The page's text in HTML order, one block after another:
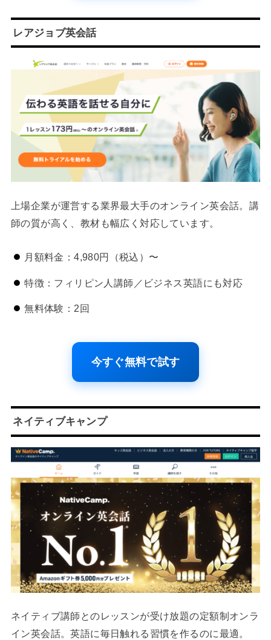
レアジョブ英会話
上場企業が運営する業界最大手のオンライン英会話。講
師の質が高く、教材も幅広く対応しています。
月額料金：4,980円（税込）〜
特徴：フィリピン人講師／ビジネス英語にも対応
無料体験：2回
今すぐ無料で試す
ネイティブキャンプ
ネイティブ講師とのレッスンが受け放題の定額制オンラ
イン英会話。英語に毎日触れる習慣を作るのに最適。